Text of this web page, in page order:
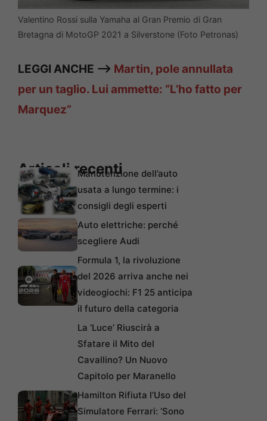
Valentino Rossi sulla Yamaha al Gran Premio di Gran
Bretagna di MotoGP 2021 a Silverstone (Foto Petronas)
LEGGI ANCHE —> Martin, pole annullata
per un taglio. Lui ammette: “L’ho fatto per
Marquez”
Articoli recentiManutenzione dell’auto
usata a lungo termine: i
consigli degli esperti
Auto elettriche: perché
scegliere Audi
Formula 1, la rivoluzione
del 2026 arriva anche nei
videogiochi: F1 25 anticipa
il futuro della categoria
La ‘Luce’ Riuscirà a
Sfatare il Mito del
Cavallino? Un Nuovo
Capitolo per Maranello
Hamilton Rifiuta l’Uso del
Simulatore Ferrari: ‘Sono